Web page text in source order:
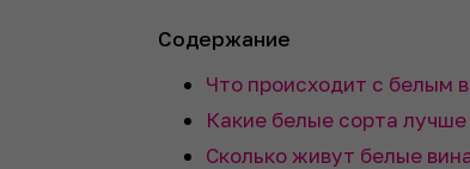
Содержание
Что происходит с белым
Какие белые сорта
Сколько живут белые